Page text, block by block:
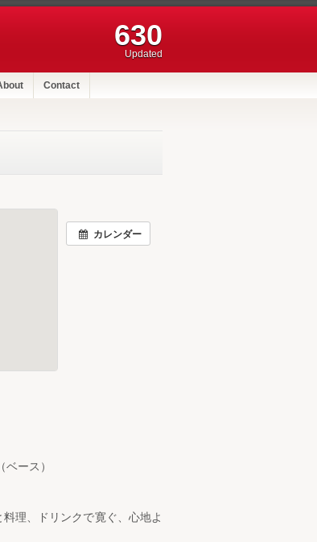
630
Updated
Contact
カレンダー
ース）
理、ドリンクで寛ぐ、心地よ